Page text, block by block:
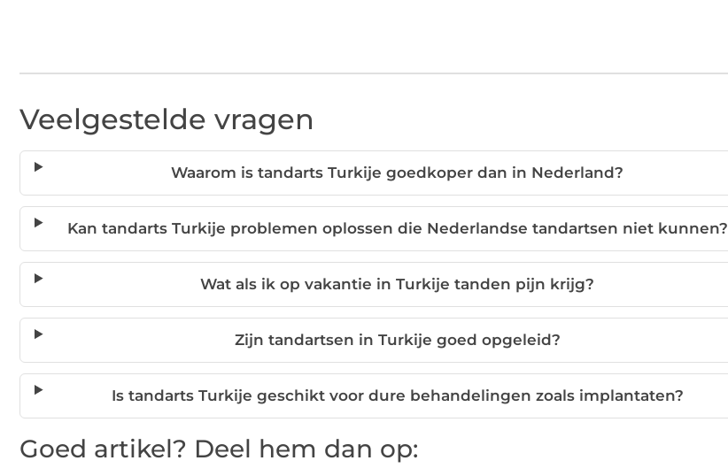
Veelgestelde vragen
Waarom is tandarts Turkije goedkoper dan in Nederland?
Kan tandarts Turkije problemen oplossen die Nederlandse tandartsen niet kunnen?
Wat als ik op vakantie in Turkije tanden pijn krijg?
Zijn tandartsen in Turkije goed opgeleid?
Is tandarts Turkije geschikt voor dure behandelingen zoals implantaten?
Goed artikel? Deel hem dan op: